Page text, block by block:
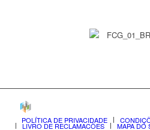
POLÍTICA DE PRIVACIDADE
LIVRO DE RECLAMAÇÕES MAPA DO